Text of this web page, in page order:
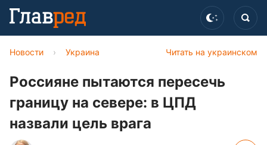
Читать на украинском
Новости › Украина
Россияне пытаются пересечь
границу на севере: в ЦПД
назвали цель врага